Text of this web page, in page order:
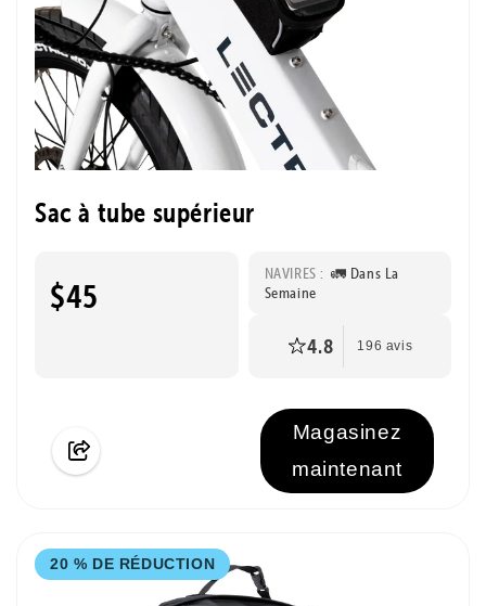
Sac à tube supérieur
$45
NAVIRES : 🚛 Dans La
Semaine
4.8 196 avis
Magasinez
maintenant
20 % DE RÉDUCTION